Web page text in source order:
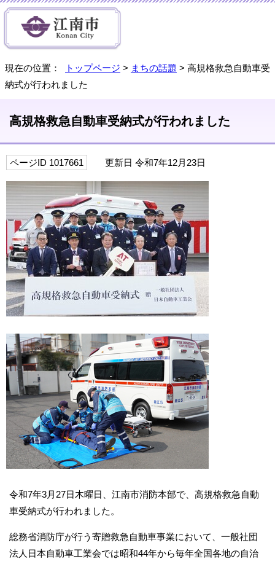
現在の位置： トップページ > まちの話題 > 高規格救急自動車受
納式が行われました
高規格救急自動車受納式が行われました
ページID 1017661 更新日 令和7年12月23日
令和7年3月27日木曜日、江南市消防本部で、高規格救急自動
車受納式が行われました。
総務省消防庁が行う寄贈救急自動車事業において、一般社団
法人日本自動車工業会では昭和44年から毎年全国各地の自治